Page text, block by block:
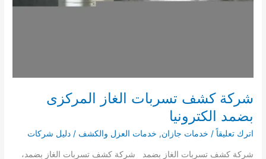
شركة كشف تسربات الغاز المركزى
بضمد الكترونيا
اترك تعليقاً / خدمات جازان, خدمات العزل والكشف /دليل شركات
شركة كشف تسربات الغاز بضمد شركة كشف تسربات الغاز بضمد،